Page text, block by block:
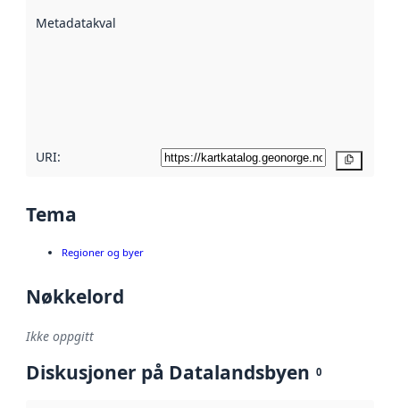
Metadatakvalitet
URI:
Tema
Regioner og byer
Nøkkelord
Ikke oppgitt
Diskusjoner på Datalandsbyen 0